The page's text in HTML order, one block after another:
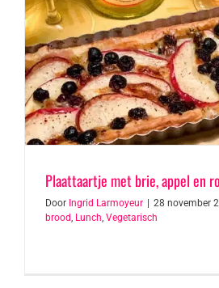
Plaattaartje met brie, appel en
Door Ingrid Larmoyeur 28 november
brood, Lunch, Vegetarisch